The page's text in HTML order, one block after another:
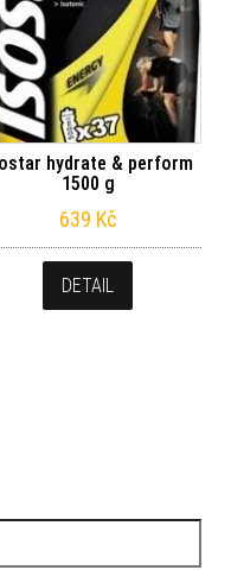
hydrate & perform
1500 g
639 Kč
DETAIL